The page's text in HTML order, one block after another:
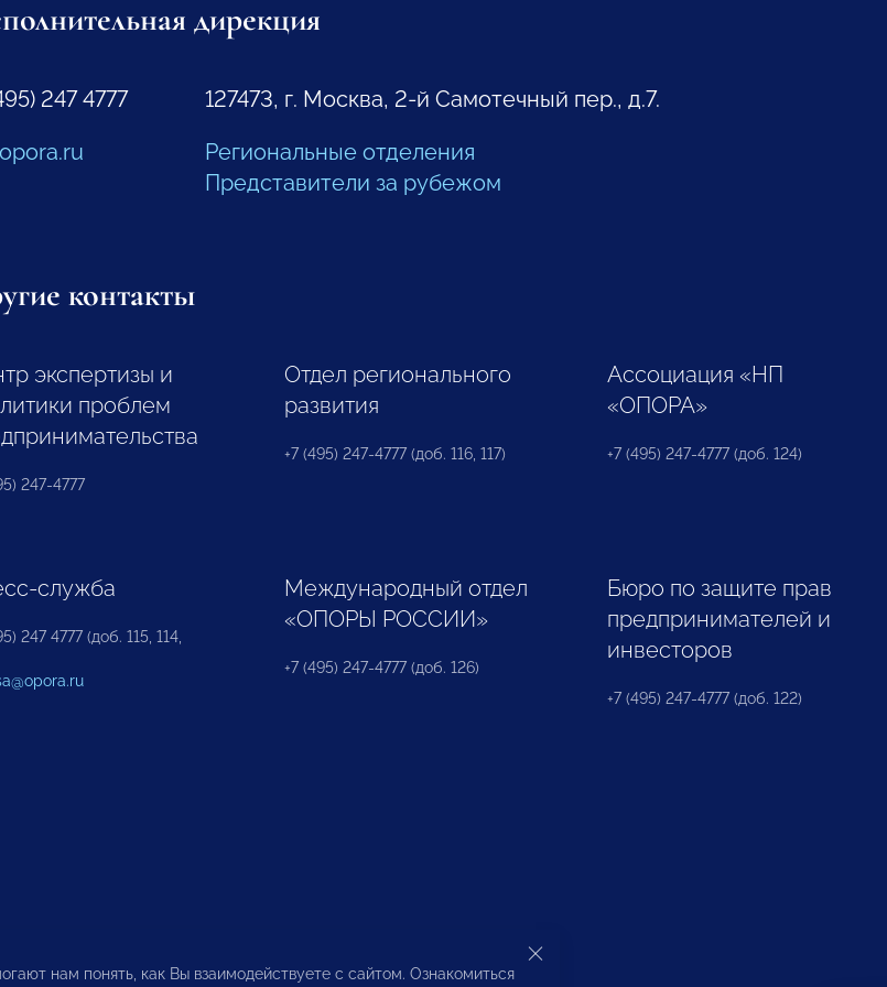
дирекция
247 4777
127473, г. Москва, 2-й Самотечный пер., д.7.
Региональные отделения
Представители за рубежом
контакты
экспертизы и
проблем
247-4777
Отдел регионального
развития
+7 (495) 247-4777 (доб. 116, 117)
Ассоциация «НП
«ОПОРА»
+7 (495) 247-4777 (доб. 124)
служба
247 4777 (доб. 115, 114,
Международный отдел
«ОПОРЫ РОССИИ»
+7 (495) 247-4777 (доб. 126)
Бюро по защите прав
предпринимателей и
инвесторов
+7 (495) 247-4777 (доб. 122)
нам понять, как Вы взаимодействуете с сайтом. Ознакомиться